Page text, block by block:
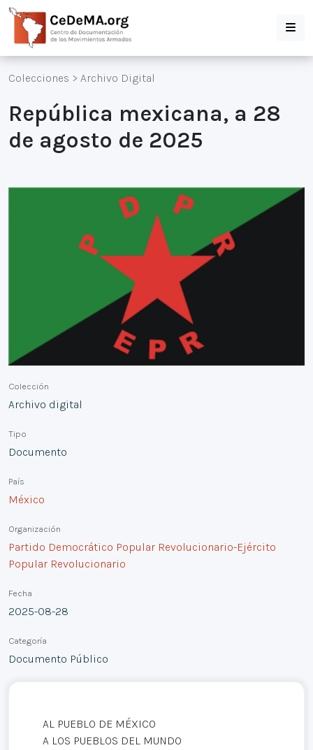
Colecciones > Archivo Digital
República mexicana, a 28
de agosto de 2025
Colección
Archivo digital
Tipo
Documento
País
México
Organización
Partido Democrático Popular Revolucionario-Ejército
Popular Revolucionario
Fecha
2025-08-28
Categoría
Documento Público
AL PUEBLO DE MÉXICO
A LOS PUEBLOS DEL MUNDO